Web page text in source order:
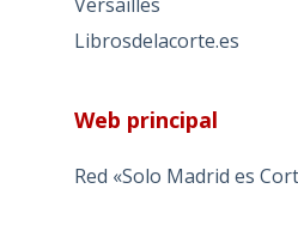
Librosdelacorte.es
Web principal
Red «Solo Madrid es